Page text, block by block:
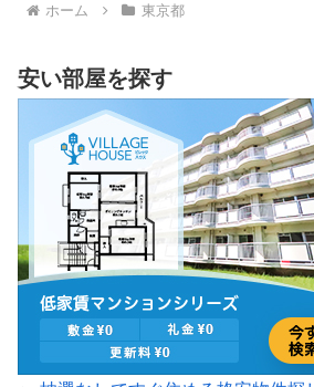
ホーム 東京都
安い部屋を探す